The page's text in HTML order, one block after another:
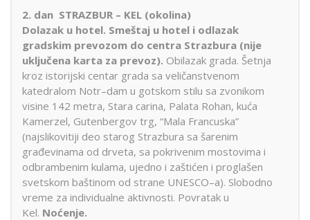
2. dan STRAZBUR – KEL (okolina)
Dolazak u hotel. Smeštaj u hotel i odlazak
gradskim prevozom do centra Strazbura (nije
uključena karta za prevoz). Obilazak grada. Šetnja
kroz istorijski centar grada sa veličanstvenom
katedralom Notr–dam u gotskom stilu sa zvonikom
visine 142 metra, Stara carina, Palata Rohan, kuća
Kamerzel, Gutenbergov trg, “Mala Francuska”
(najslikovitiji deo starog Strazbura sa šarenim
građevinama od drveta, sa pokrivenim mostovima i
odbrambenim kulama, ujedno i zaštićen i proglašen
svetskom baštinom od strane UNESCO–a). Slobodno
vreme za individualne aktivnosti. Povratak u
Kel. Noćenje.